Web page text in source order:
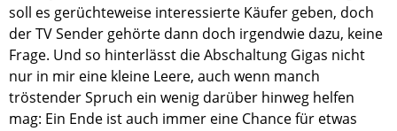
soll es gerüchteweise interessierte Käufer geben, doch
der TV Sender gehörte dann doch irgendwie dazu, keine
Frage. Und so hinterlässt die Abschaltung Gigas nicht
nur in mir eine kleine Leere, auch wenn manch
tröstender Spruch ein wenig darüber hinweg helfen
mag: Ein Ende ist auch immer eine Chance für etwas